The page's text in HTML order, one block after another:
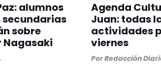
alumnos
secundarias
sobre
Nagasaki
Agenda
Juan: todas
actividades
viernes
PorRedacción